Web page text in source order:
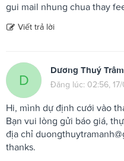
gui mail nhung chua thay
Viết trả lời
D
Dương Thuý
Đăng lúc: 02:56,
Hi, mình dự định cưới vào
Bạn vui lòng gửi báo giá,
địa chỉ
thanks.